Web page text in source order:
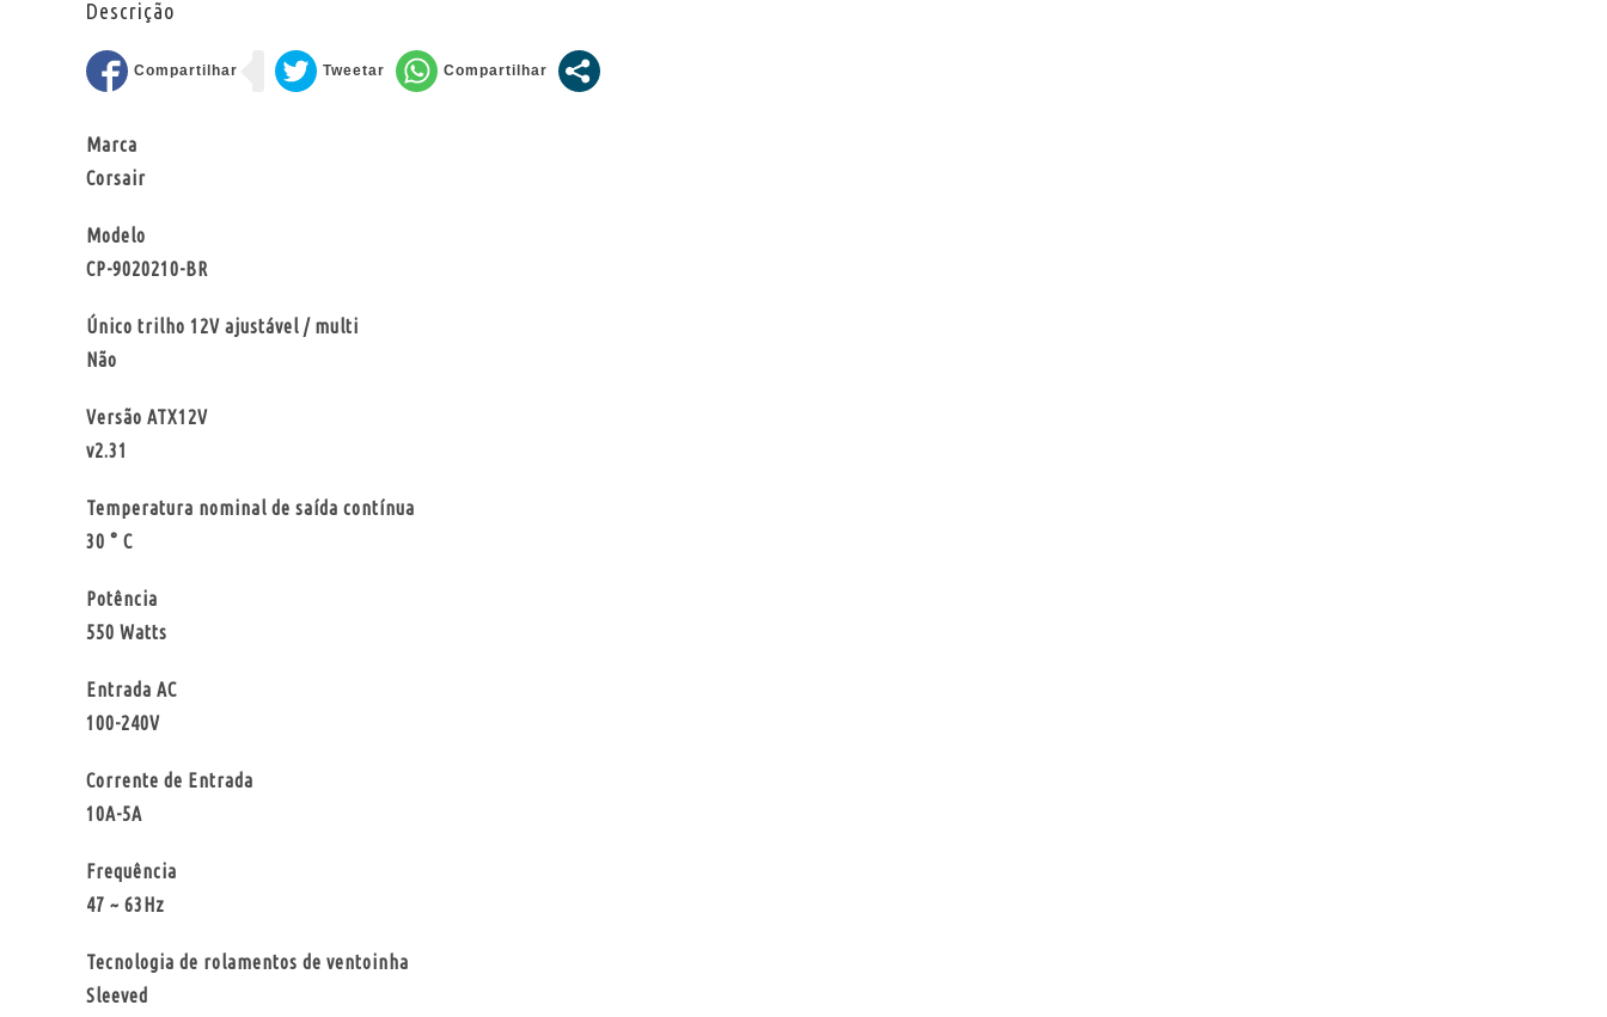
Descrição
Marca
Corsair
Modelo
CP-9020210-BR
Único trilho 12V ajustável / multi
Não
Versão ATX12V
v2.31
Temperatura nominal de saída contínua
30 ° C
Potência
550 Watts
Entrada AC
100-240V
Corrente de Entrada
10A-5A
Frequência
47 ~ 63Hz
Tecnologia de rolamentos de ventoinha
Sleeved